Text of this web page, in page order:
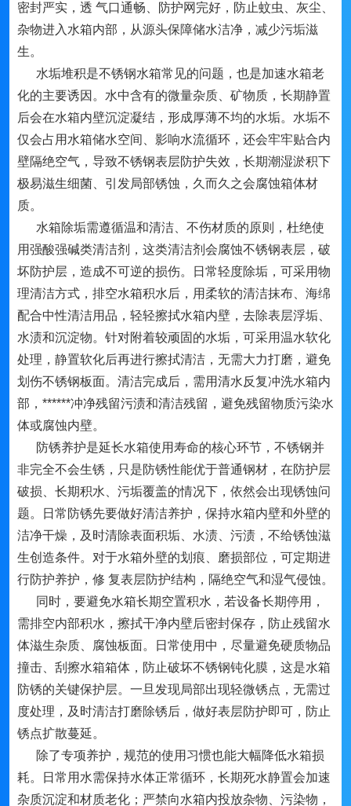
密封严实，透 气口通畅、防护网完好，防止蚊虫、灰尘、
杂物进入水箱内部，从源头保障储水洁净，减少污垢滋
生。
水垢堆积是不锈钢水箱常见的问题，也是加速水箱老
化的主要诱因。水中含有的微量杂质、矿物质，长期静置
后会在水箱内壁沉淀凝结，形成厚薄不均的水垢。水垢不
仅会占用水箱储水空间、影响水流循环，还会牢牢贴合内
壁隔绝空气，导致不锈钢表层防护失效，长期潮湿淤积下
极易滋生细菌、引发局部锈蚀，久而久之会腐蚀箱体材
质。
水箱除垢需遵循温和清洁、不伤材质的原则，杜绝使
用强酸强碱类清洁剂，这类清洁剂会腐蚀不锈钢表层，破
坏防护层，造成不可逆的损伤。日常轻度除垢，可采用物
理清洁方式，排空水箱积水后，用柔软的清洁抹布、海绵
配合中性清洁用品，轻轻擦拭水箱内壁，去除表层浮垢、
水渍和沉淀物。针对附着较顽固的水垢，可采用温水软化
处理，静置软化后再进行擦拭清洁，无需大力打磨，避免
划伤不锈钢板面。清洁完成后，需用清水反复冲洗水箱内
部，******冲净残留污渍和清洁残留，避免残留物质污染水
体或腐蚀内壁。
防锈养护是延长水箱使用寿命的核心环节，不锈钢并
非完全不会生锈，只是防锈性能优于普通钢材，在防护层
破损、长期积水、污垢覆盖的情况下，依然会出现锈蚀问
题。日常防锈先要做好清洁养护，保持水箱内壁和外壁的
洁净干燥，及时清除表面积垢、水渍、污渍，不给锈蚀滋
生创造条件。对于水箱外壁的划痕、磨损部位，可定期进
行防护养护，修 复表层防护结构，隔绝空气和湿气侵蚀。
同时，要避免水箱长期空置积水，若设备长期停用，
需排空内部积水，擦拭干净内壁后密封保存，防止残留水
体滋生杂质、腐蚀板面。日常使用中，尽量避免硬质物品
撞击、刮擦水箱箱体，防止破坏不锈钢钝化膜，这是水箱
防锈的关键保护层。一旦发现局部出现轻微锈点，无需过
度处理，及时清洁打磨除锈后，做好表层防护即可，防止
锈点扩散蔓延。
除了专项养护，规范的使用习惯也能大幅降低水箱损
耗。日常用水需保持水体正常循环，长期死水静置会加速
杂质沉淀和材质老化；严禁向水箱内投放杂物、污染物，